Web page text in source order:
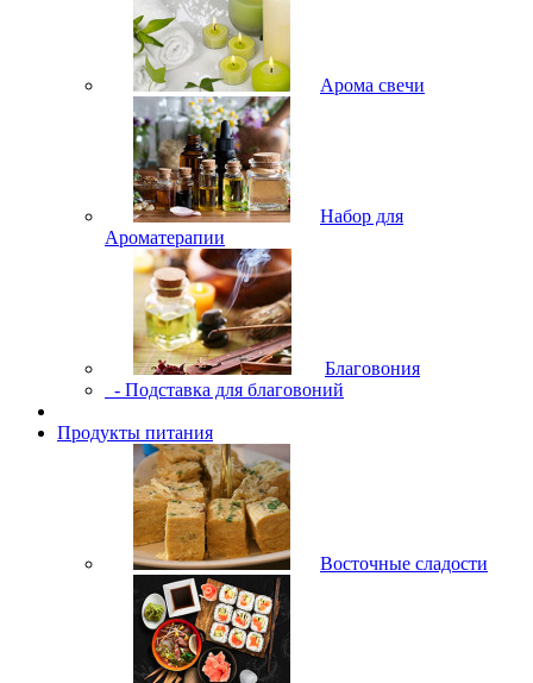
Арома свечи
Набор для
Ароматерапии
Благовония
- Подставка для благовоний
Продукты питания
Восточные сладости